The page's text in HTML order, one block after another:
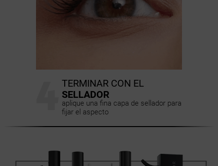
TERMINAR CON EL
SELLADOR
aplique una fina capa de sellador para
fijar el aspecto